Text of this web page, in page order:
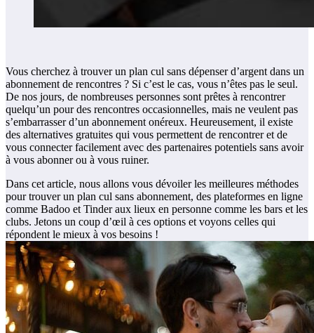
Vous cherchez à trouver un plan cul sans dépenser d’argent dans un
abonnement de rencontres ? Si c’est le cas, vous n’êtes pas le seul.
De nos jours, de nombreuses personnes sont prêtes à rencontrer
quelqu’un pour des rencontres occasionnelles, mais ne veulent pas
s’embarrasser d’un abonnement onéreux. Heureusement, il existe
des alternatives gratuites qui vous permettent de rencontrer et de
vous connecter facilement avec des partenaires potentiels sans avoir
à vous abonner ou à vous ruiner.
Dans cet article, nous allons vous dévoiler les meilleures méthodes
pour trouver un plan cul sans abonnement, des plateformes en ligne
comme Badoo et Tinder aux lieux en personne comme les bars et les
clubs. Jetons un coup d’œil à ces options et voyons celles qui
répondent le mieux à vos besoins !